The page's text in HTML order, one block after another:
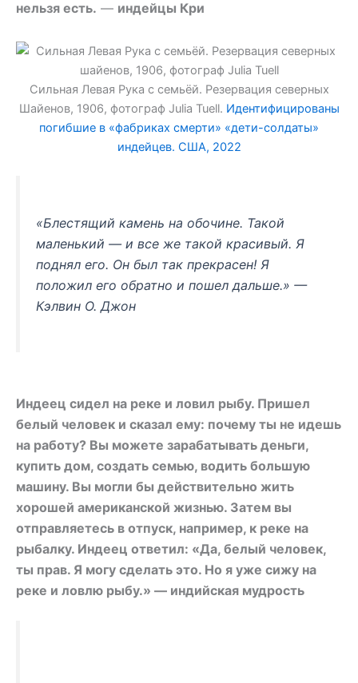
нельзя есть. — индейцы Кри
Сильная Левая Рука с семьёй. Резервация северных
Шайенов, 1906, фотограф Julia Tuell. Идентифицированы
погибшие в «фабриках смерти» «дети-солдаты»
индейцев. США, 2022
«Блестящий камень на обочине. Такой
маленький — и все же такой красивый. Я
поднял его. Он был так прекрасен! Я
положил его обратно и пошел дальше.» —
Кэлвин О. Джон
Индеец сидел на реке и ловил рыбу. Пришел
белый человек и сказал ему: почему ты не идешь
на работу? Вы можете зарабатывать деньги,
купить дом, создать семью, водить большую
машину. Вы могли бы действительно жить
хорошей американской жизнью. Затем вы
отправляетесь в отпуск, например, к реке на
рыбалку. Индеец ответил: «Да, белый человек,
ты прав. Я могу сделать это. Но я уже сижу на
реке и ловлю рыбу.» — индийская мудрость